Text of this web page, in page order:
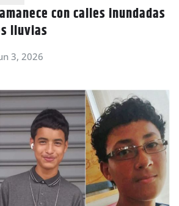
con calles inundadas
lluvias
3, 2026